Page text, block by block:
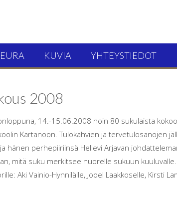
KUVIA YHTEYSTIEDOT
2008
14.-15.06.2008 noin 80 sukulaista
Kartanoon. Tulokahvien ja tervetulosanojen
hänen perhepiiriinsä Hellevi Arjavan
mitä suku merkitsee nuorelle sukuun
Aki Vainio-Hynnilälle, Jooel Laakkoselle, Kirsti